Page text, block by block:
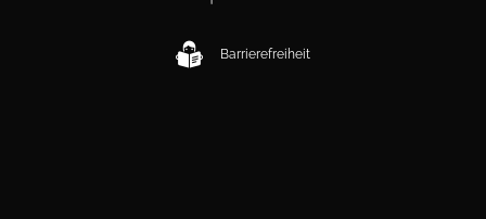
Barrierefreiheit